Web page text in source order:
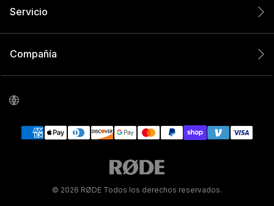
Servicio
Compañía
© 2026 RØDE Todos los derechos reservados.